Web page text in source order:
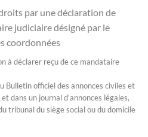
par une déclaration de
judiciaire désigné par le
coordonnées
à déclarer reçu de ce mandataire
Bulletin officiel des annonces civiles et
dans un journal d'annonces légales,
tribunal du siège social ou du domicile